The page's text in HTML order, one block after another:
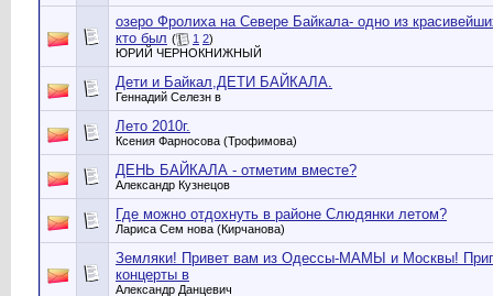
озеро Фролиха на Севере Байкала- одно из
кто был ( 1 2)
ЮРИЙ ЧЕРНОКНИЖНЫЙ
Дети и Байкал,ДЕТИ БАЙКАЛА.
Геннадий Селезн в
Лето 2010г.
Ксения Фарносова (Трофимова)
ДЕНЬ БАЙКАЛА - отметим вместе?
Александр Кузнецов
Где можно отдохнуть в районе Слюдянки летом?
Лариса Сем нова (Кирчанова)
Земляки! Привет вам из Одессы-МАМЫ и Москвы!
концерты в
Александр Данцевич